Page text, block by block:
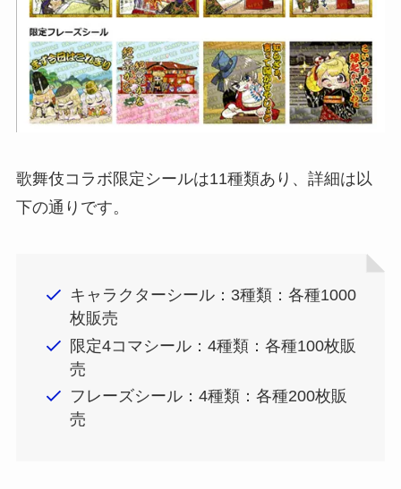
歌舞伎コラボ限定シールは11種類あり、詳細は以
下の通りです。
キャラクターシール：3種類：各種1000
枚販売
限定4コマシール：4種類：各種100枚販
売
フレーズシール：4種類：各種200枚販
売